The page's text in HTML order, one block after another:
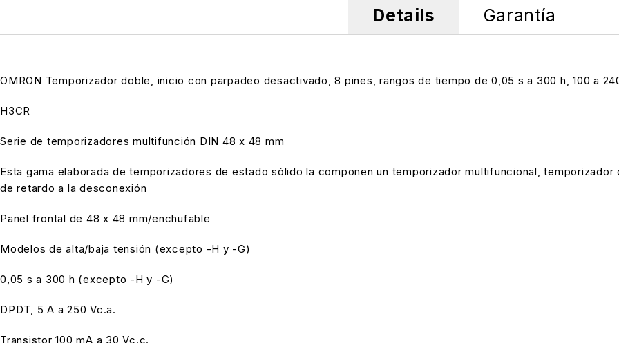
Details Garantía
OMRON Temporizador doble, inicio con parpadeo desactivado, 8 pines, rangos de tiempo de 0,05 s a 300 h, 100 a
H3CR
Serie de temporizadores multifunción DIN 48 x 48 mm
Esta gama elaborada de temporizadores de estado sólido la componen un temporizador multifuncional,
de retardo a la desconexión
Panel frontal de 48 x 48 mm/enchufable
Modelos de alta/baja tensión (excepto -H y -G)
0,05 s a 300 h (excepto -H y -G)
DPDT, 5 A a 250 Vc.a.
Transistor 100 mA a 30 Vc.c.